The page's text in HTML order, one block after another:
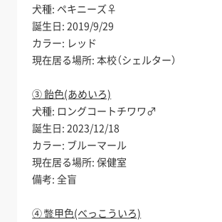
犬種: ペキニーズ♀
誕生日: 2019/9/29
カラー: レッド
現在居る場所: 本校（シェルター）
③ 飴色(あめいろ)
犬種: ロングコートチワワ♂
誕生日: 2023/12/18
カラー: ブルーマール
現在居る場所: 保健室
備考: 全盲
④ 鼈甲色(べっこういろ)